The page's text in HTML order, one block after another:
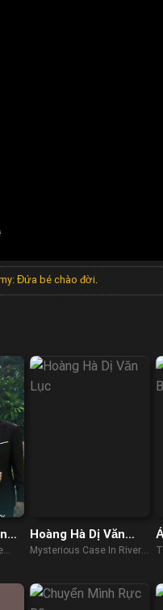
Đứa bé chào đời
Hoàng Hà Dị Văn
Lục
Mysterious Case In River